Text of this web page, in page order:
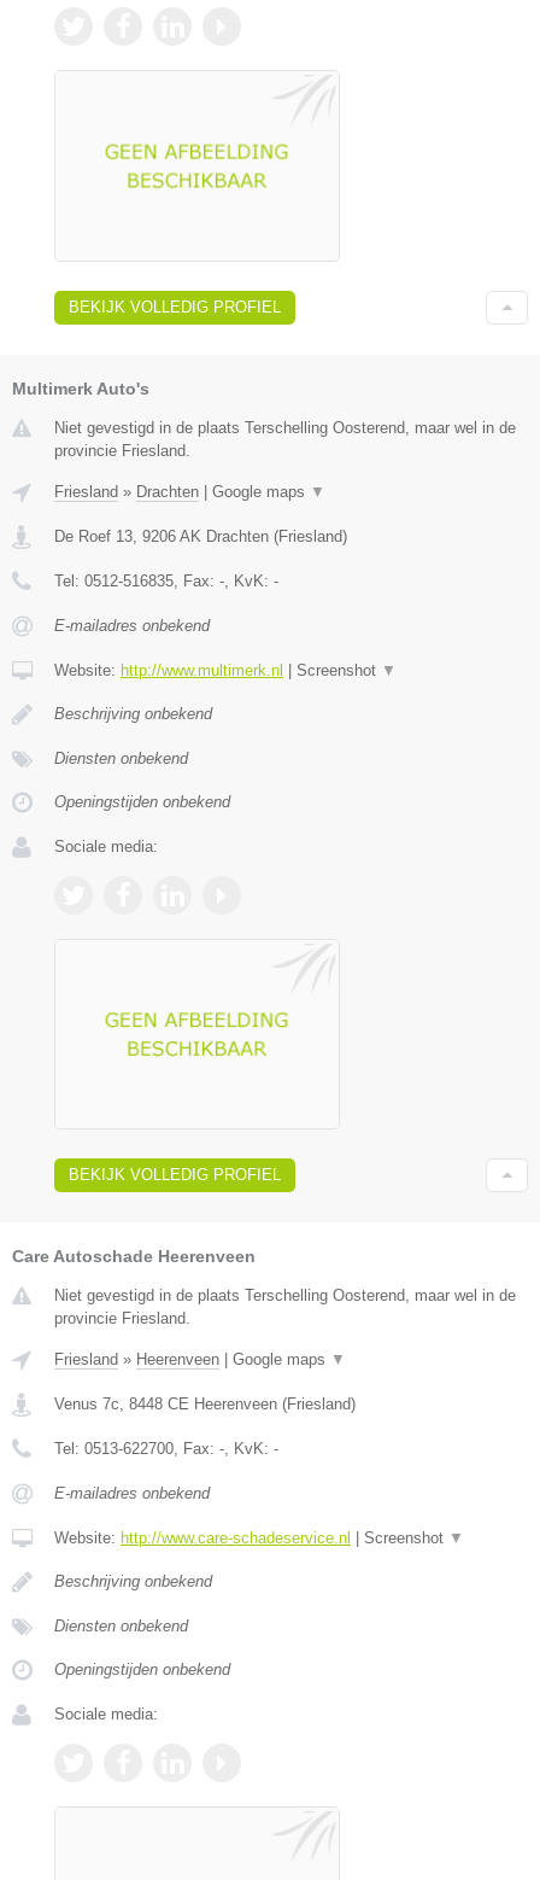
BEKIJK VOLLEDIG PROFIEL
Multimerk Auto's
Niet gevestigd in de plaats Terschelling Oosterend, maar wel in de
provincie Friesland.
Friesland » Drachten | Google maps ▼
De Roef 13 9206 AK Drachten (Friesland)
Tel: 0512-516835 , Fax: - , KvK: -
E-mailadres onbekend
Website: http://www.multimerk.nl | Screenshot ▼
Beschrijving onbekend
Diensten onbekend
Openingstijden onbekend
Sociale media:
BEKIJK VOLLEDIG PROFIEL
Care Autoschade Heerenveen
Niet gevestigd in de plaats Terschelling Oosterend, maar wel in de
provincie Friesland.
Friesland » Heerenveen Google maps ▼
Venus 7c, 8448 CE Heerenveen (Friesland)
Tel: 0513-622700, Fax: -, KvK: -
E-mailadres onbekend
Website: http://www.care-schadeservice.nl Screenshot ▼
Beschrijving onbekend
Diensten onbekend
Openingstijden onbekend
Sociale media: